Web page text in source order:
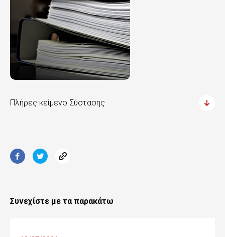
Πλήρες κείμενο Σύστασης
Συνεχίστε με τα παρακάτω